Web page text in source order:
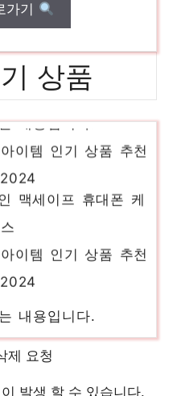
가기
상품
맥세이프 휴대폰 케
이템 인기 상품 추천
2024
2024
제 요청
발생 할 수 있습니다.